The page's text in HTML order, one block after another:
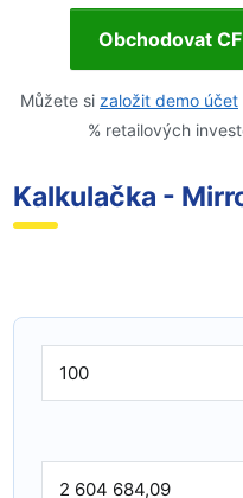
Obchodovat
Můžete si založit demo účet
% retailových
Kalkulačka -